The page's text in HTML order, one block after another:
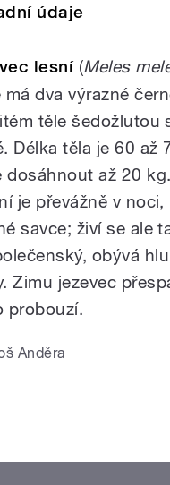
údaje
lesní(Meles
má dva výrazné
těle
Délka těla je 60
dosáhnout až 20
je převážně v
savce; živí se ale
obývá
Zimu jezevec
probouzí.
Anděra